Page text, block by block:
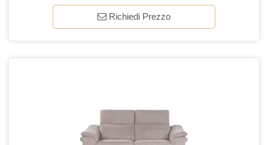
Richiedi Prezzo